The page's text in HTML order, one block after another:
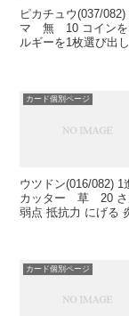
ピカチュウ(037/
マ 無 10 コインを1
ルギーを1枚選び出
カード個別ページ
ウツドン(016/082)
カッター 草 20 さ
弱点 抵抗力 にげる
カード個別ページ